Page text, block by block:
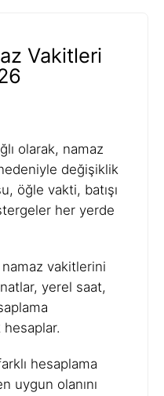
Vakitleri
olarak, namaz
değişiklik
öğle vakti, batışı
her yerde
vakitlerini
yerel saat,
hesaplama
uygun olanını